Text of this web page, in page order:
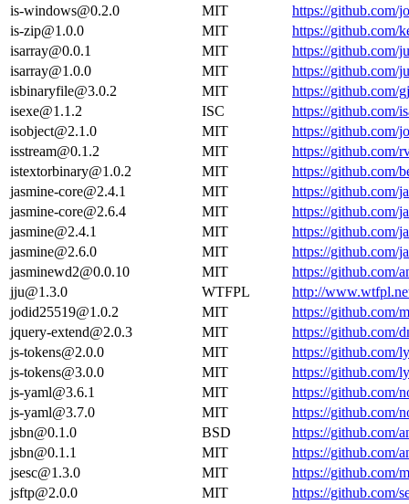
is-windows@0.2.0
MIT
https://github.com/
is-zip@1.0.0
MIT
https://github.com/
isarray@0.0.1
MIT
https://github.com/
isarray@1.0.0
MIT
https://github.com/
isbinaryfile@3.0.2
MIT
https://github.com/
isexe@1.1.2
ISC
https://github.com/
isobject@2.1.0
MIT
https://github.com/
isstream@0.1.2
MIT
https://github.com/
istextorbinary@1.0.2
MIT
https://github.com/
jasmine-core@2.4.1
MIT
https://github.com/
jasmine-core@2.6.4
MIT
https://github.com/
jasmine@2.4.1
MIT
https://github.com/
jasmine@2.6.0
MIT
https://github.com/
jasminewd2@0.0.10
MIT
https://github.com/
jju@1.3.0
WTFPL
http://
jodid25519@1.0.2
MIT
https://github.com/
jquery-extend@2.0.3
MIT
https://github.com/
js-tokens@2.0.0
MIT
https://github.com/
js-tokens@3.0.0
MIT
https://github.com/
js-yaml@3.6.1
MIT
https://github.com/
js-yaml@3.7.0
MIT
https://github.com/
jsbn@0.1.0
BSD
https://github.com/
jsbn@0.1.1
MIT
https://github.com/
jsesc@1.3.0
MIT
https://github.com/
jsftp@2.0.0
MIT
https://github.com/